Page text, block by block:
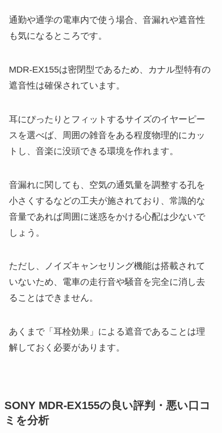
通勤や通学の電車内で使う場合、音漏れや遮音性
も気になるところです。
MDR-EX155は密閉型であるため、カナル型特有の
遮音性は確保されています。
耳にぴったりとフィットするサイズのイヤーピー
スを選べば、周囲の雑音をある程度物理的にカッ
トし、音楽に没頭できる環境を作れます。
音漏れに関しても、空気の通気量を調整する孔を
小さくするなどの工夫が施されており、常識的な
音量であれば周囲に迷惑をかける心配は少ないで
しょう。
ただし、ノイズキャンセリング機能は搭載されて
いないため、電車の走行音や騒音を完全に消し去
ることはできません。
あくまで「耳栓効果」による遮音であることは理
解しておく必要があります。
SONY MDR-EX155の良い評判・悪い口コ
ミを分析